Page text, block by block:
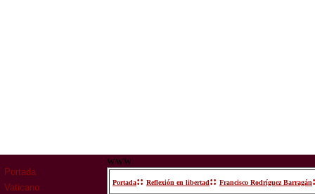
Portada
Vaticano
www
Portada:: Reflexión en libertad:: Francisco Rodríguez Barragán